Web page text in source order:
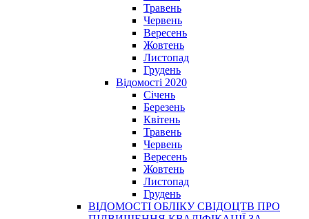
Травень
Червень
Вересень
Жовтень
Листопад
Грудень
Відомості 2020
Січень
Березень
Квітень
Травень
Червень
Вересень
Жовтень
Листопад
Грудень
ВІДОМОСТІ ОБЛІКУ СВІДОЦТВ ПРО